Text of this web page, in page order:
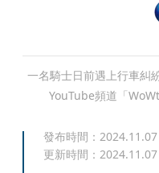
一名騎士日前遇上行車糾
YouTube頻道「
發布時間：
更新時間：